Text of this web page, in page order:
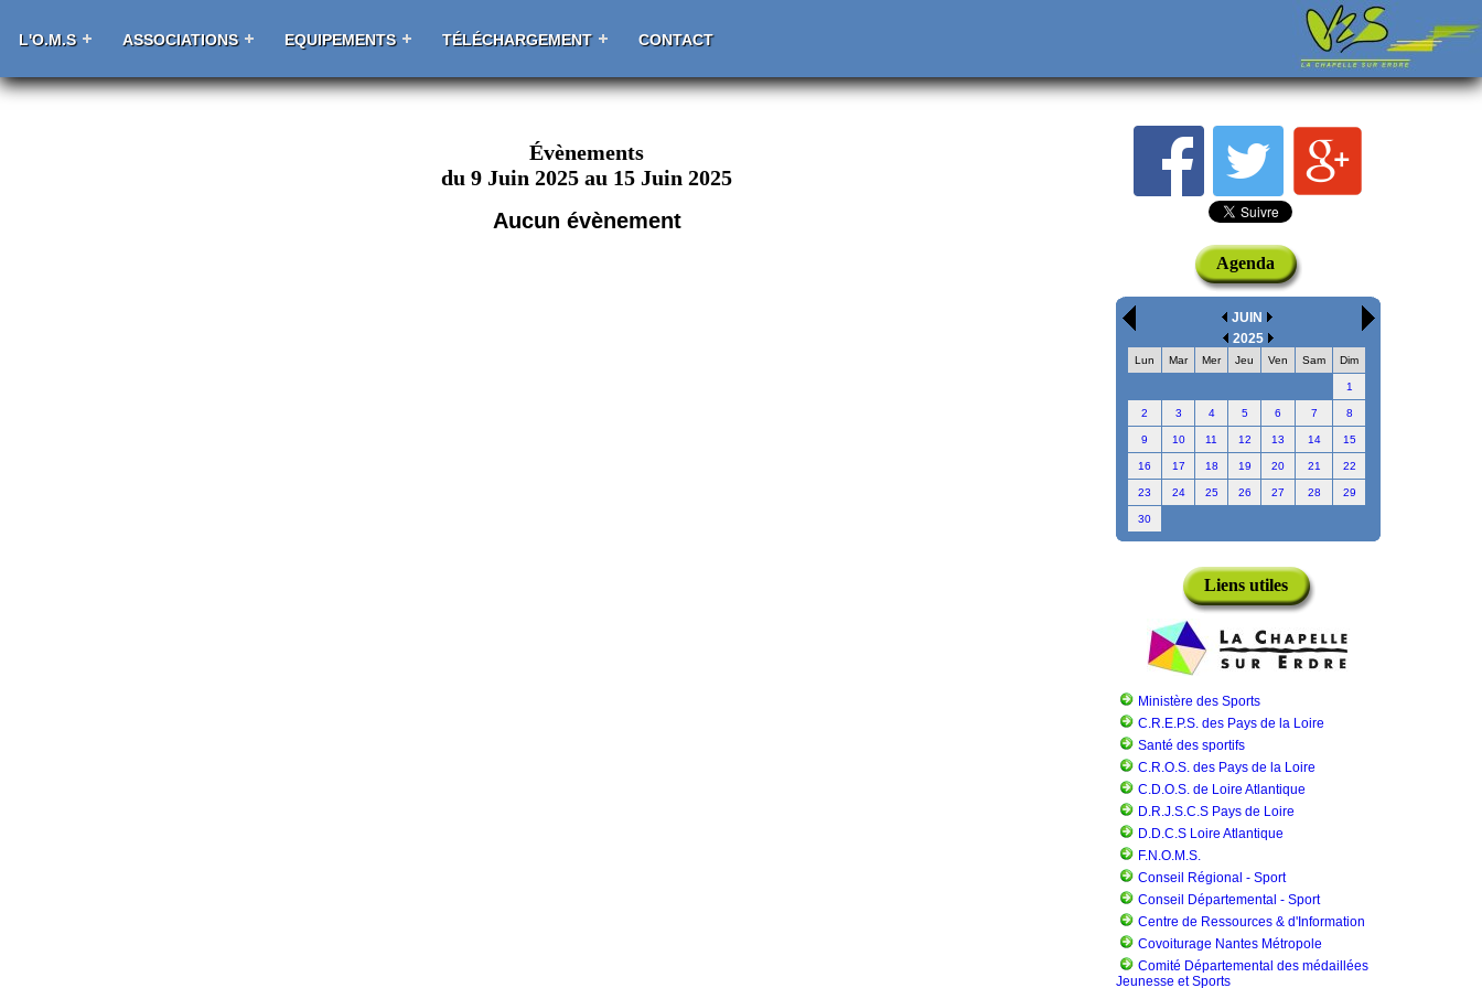
L'O.M.S ASSOCIATIONS EQUIPEMENTS TÉLÉCHARGEMENT CONTACT
Évènements
du 9 Juin 2025 au 15 Juin 2025
Aucun évènement
Agenda
JUIN
2025
Lun Mar Mer Jeu Ven Sam Dim
1
2 3 4 5 6 7 8
9 10 11 12 13 14 15
16 17 18 19 20 21 22
23 24 25 26 27 28 29
30
Liens utiles
Ministère des Sports
C.R.E.P.S. des Pays de la Loire
Santé des sportifs
C.R.O.S. des Pays de la Loire
C.D.O.S. de Loire Atlantique
D.R.J.S.C.S Pays de Loire
D.D.C.S Loire Atlantique
F.N.O.M.S.
Conseil Régional - Sport
Conseil Départemental - Sport
Centre de Ressources & d'Information
Covoiturage Nantes Métropole
Comité Départemental des médaillées
Jeunesse et Sports